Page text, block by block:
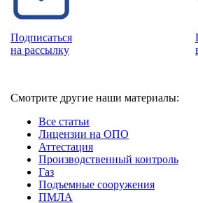
Подписаться
на рассылку
Смотрите другие наши материалы:
Все статьи
Лицензии на ОПО
Аттестация
Производственный контроль
Газ
Подъемные сооружения
ПМЛА